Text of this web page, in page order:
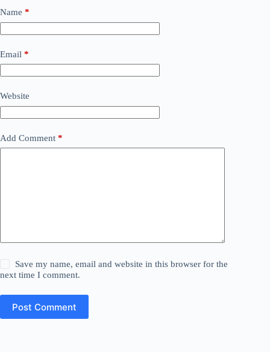
Name *
Email *
Website
Add Comment *
Save my name, email and website in this browser for the
next time I comment.
Post Comment